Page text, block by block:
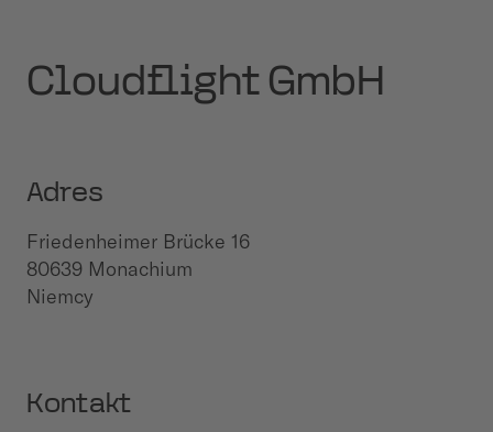
Cloudflight GmbH
Adres
Friedenheimer Brücke 16
80639 Monachium
Niemcy
Kontakt